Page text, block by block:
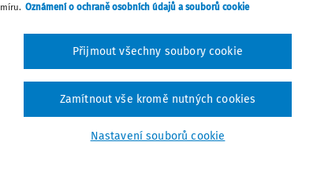
Odemčené podcasty
míru. Oznámení o ochraně osobních údajů a souborů cookie
Nastavení souborů cookie
Zamítnout vše kromě nutných cookies
Přijmout všechny soubory cookie